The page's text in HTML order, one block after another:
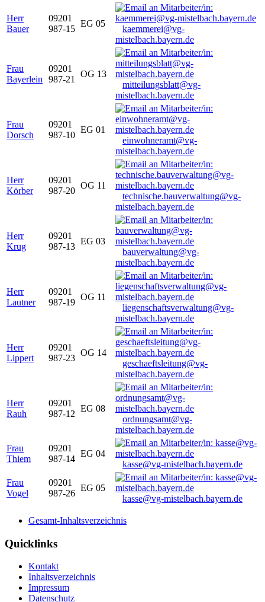
Herr
Bauer
09201
987-15
EG 05
kaemmerei@vg-
mistelbach.bayern.de
Frau
Bayerlein
09201
987-21
OG 13
mitteilungsblatt@vg-
mistelbach.bayern.de
Frau
Dorsch
09201
987-10
EG 01
einwohneramt@vg-
mistelbach.bayern.de
Herr
Körber
09201
987-20
OG 11
technische.bauverwaltung@vg-
mistelbach.bayern.de
Herr
Krug
09201
987-13
EG 03
bauverwaltung@vg-
mistelbach.bayern.de
Herr
Lautner
09201
987-19
OG 11
liegenschaftsverwaltung@vg-
mistelbach.bayern.de
Herr
Lippert
09201
987-23
OG 14
geschaeftsleitung@vg-
mistelbach.bayern.de
Herr
Rauh
09201
987-12
EG 08
ordnungsamt@vg-
mistelbach.bayern.de
Frau
Thiem
09201
987-14
EG 04
kasse@vg-mistelbach.bayern.de
Frau
Vogel
09201
987-26
EG 05
kasse@vg-mistelbach.bayern.de
Gesamt-Inhaltsverzeichnis
Quicklinks
Kontakt
Inhaltsverzeichnis
Impressum
Datenschutz